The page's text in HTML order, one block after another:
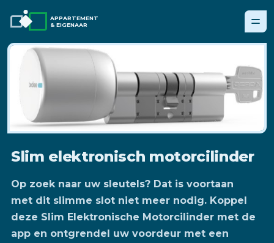
APPARTEMENT
& EIGENAAR
Slim elektronisch motorcilinder
Op zoek naar uw sleutels? Dat is voortaan
met dit slimme slot niet meer nodig. Koppel
deze Slim Elektronische Motorcilinder met de
app en ontgrendel uw voordeur met een